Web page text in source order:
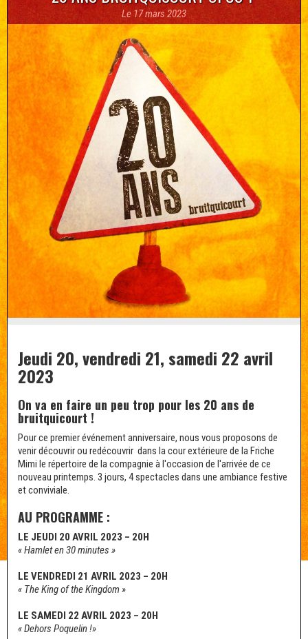
Le 17 mars 2023
Jeudi 20, vendredi 21, samedi 22 avril
2023
On va en faire un peu trop pour les 20 ans de
bruitquicourt !
Pour ce premier événement anniversaire, nous vous proposons de
venir découvrir ou redécouvrir dans la cour extérieure de la Friche
Mimi le répertoire de la compagnie à l'occasion de l'arrivée de ce
nouveau printemps. 3 jours, 4 spectacles dans une ambiance festive
et conviviale.
AU PROGRAMME :
LE JEUDI 20 AVRIL 2023 – 20H
« Hamlet en 30 minutes »
LE VENDREDI 21 AVRIL 2023 – 20H
« The King of the Kingdom »
LE SAMEDI 22 AVRIL 2023 – 20H
« Dehors Poquelin !»